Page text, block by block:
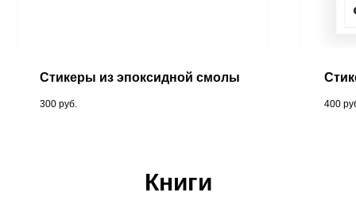
Стикеры из эпоксидной смолы
300 руб. 400
Книги